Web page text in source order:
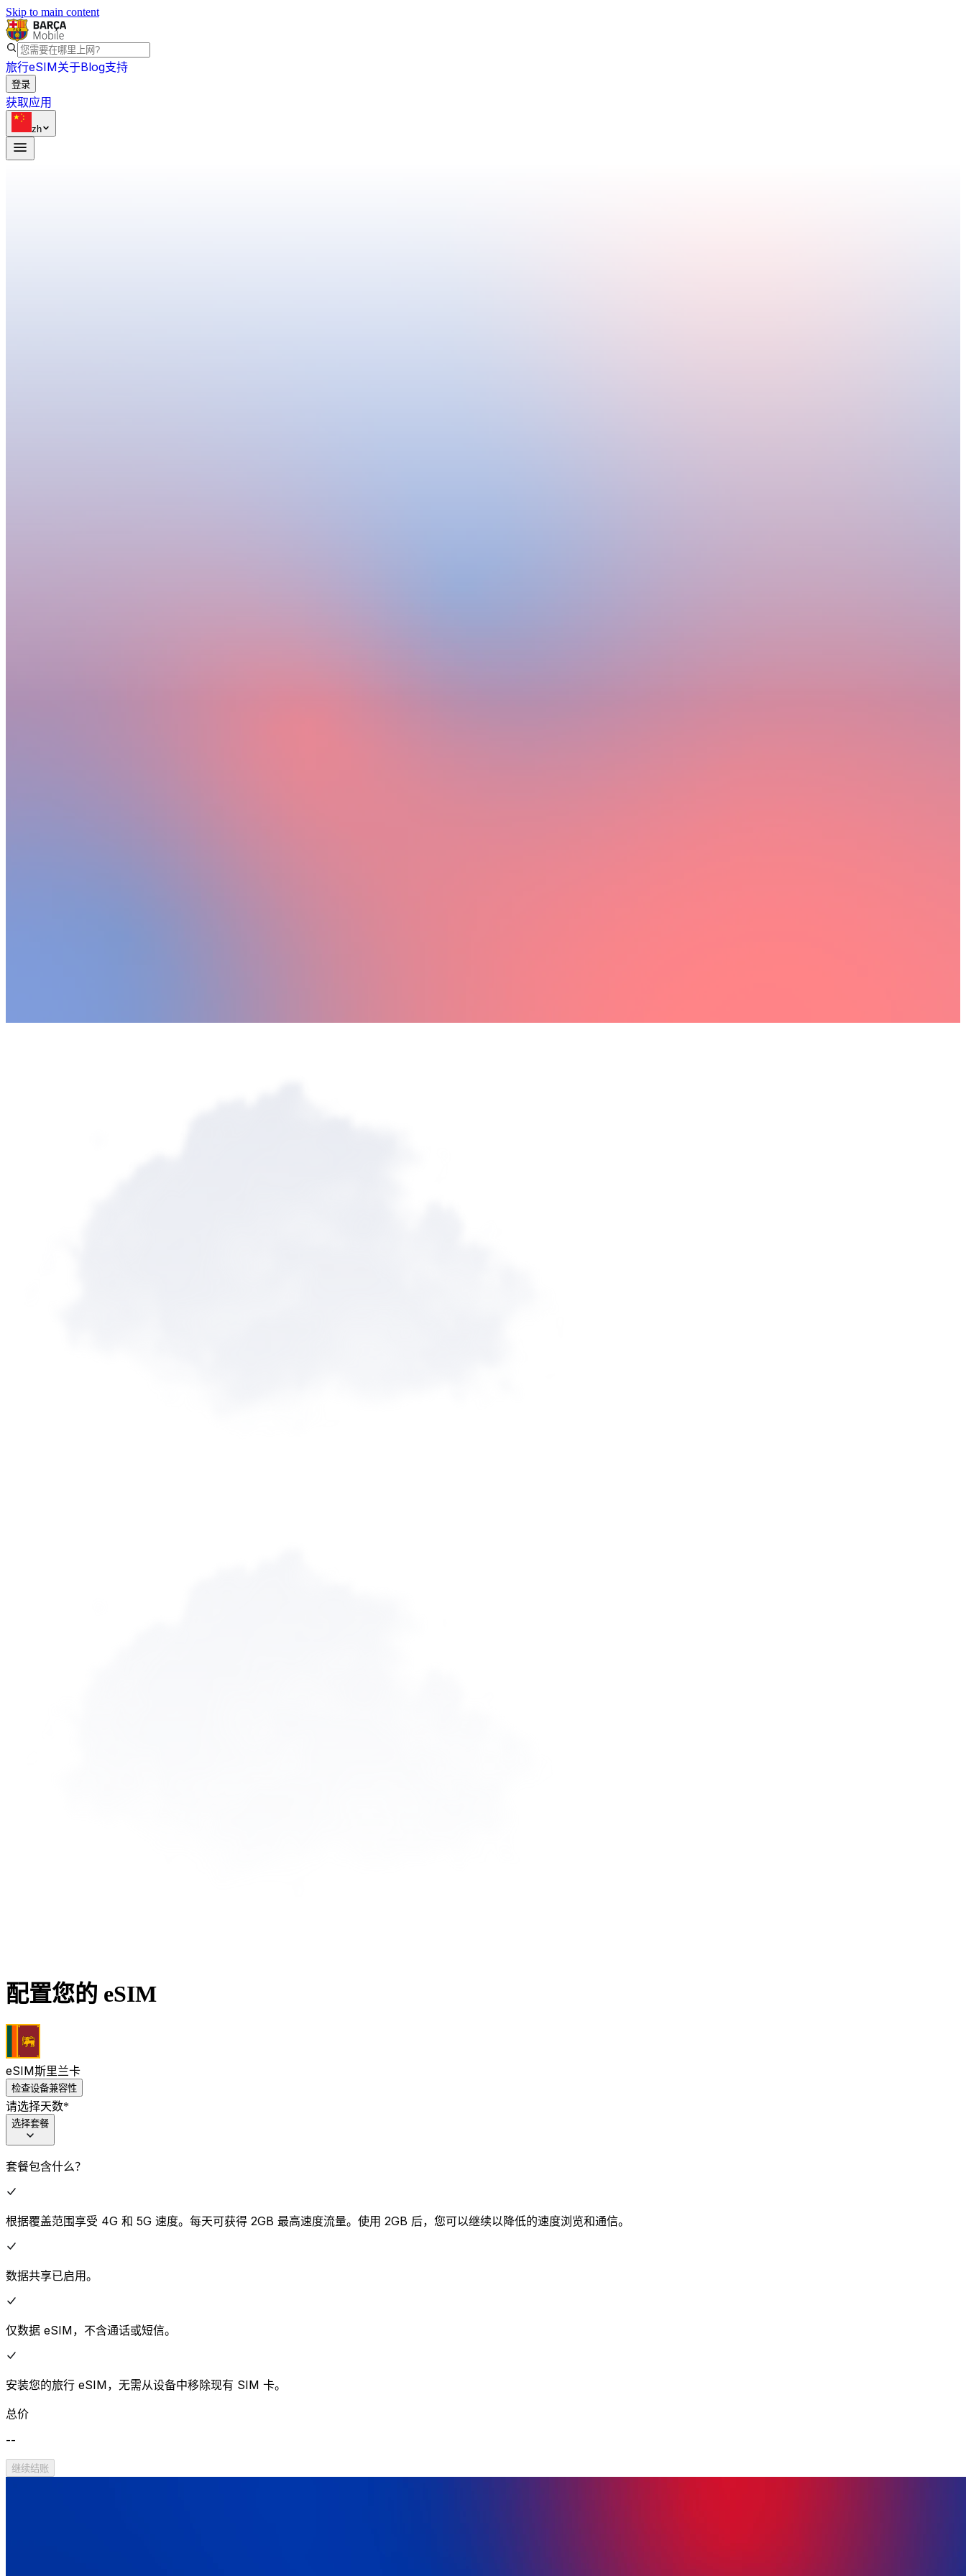
Skip to main content
旅行eSIM关于Blog支持
登录
获取应用
zh
配置您的 eSIM
eSIM斯里兰卡
检查设备兼容性
请选择天数*
选择套餐
套餐包含什么？
根据覆盖范围享受 4G 和 5G 速度。每天可获得 2GB 最高速度流量。使用 2GB 后，您可以继续以降低的速度浏览和通信。
数据共享已启用。
仅数据 eSIM，不含通话或短信。
安装您的旅行 eSIM，无需从设备中移除现有 SIM 卡。
总价
--
继续结账